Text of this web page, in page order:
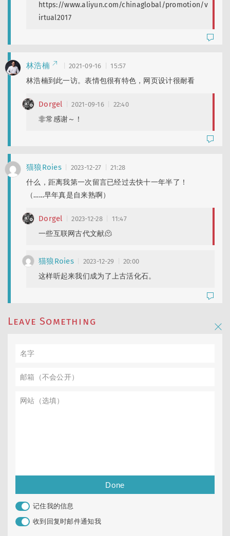
https://www.aliyun.com/chinaglobal/promotion/v
irtual2017
林浩楠 2021-09-16 15:57
林浩楠到此一访。表情包很有特色，网页设计很耐看
Dorgel 2021-09-16 22:40
非常感谢～！
猫狼Roies 2023-12-27 21:28
什么，距离我第一次留言已经过去快十一年半了！
（……早年真是自来熟啊）
Dorgel 2023-12-28 11:47
一些互联网古代文献🫠
猫狼Roies 2023-12-29 20:00
这样听起来我们成为了上古活化石。
Leave Something
记住我的信息
收到回复时邮件通知我